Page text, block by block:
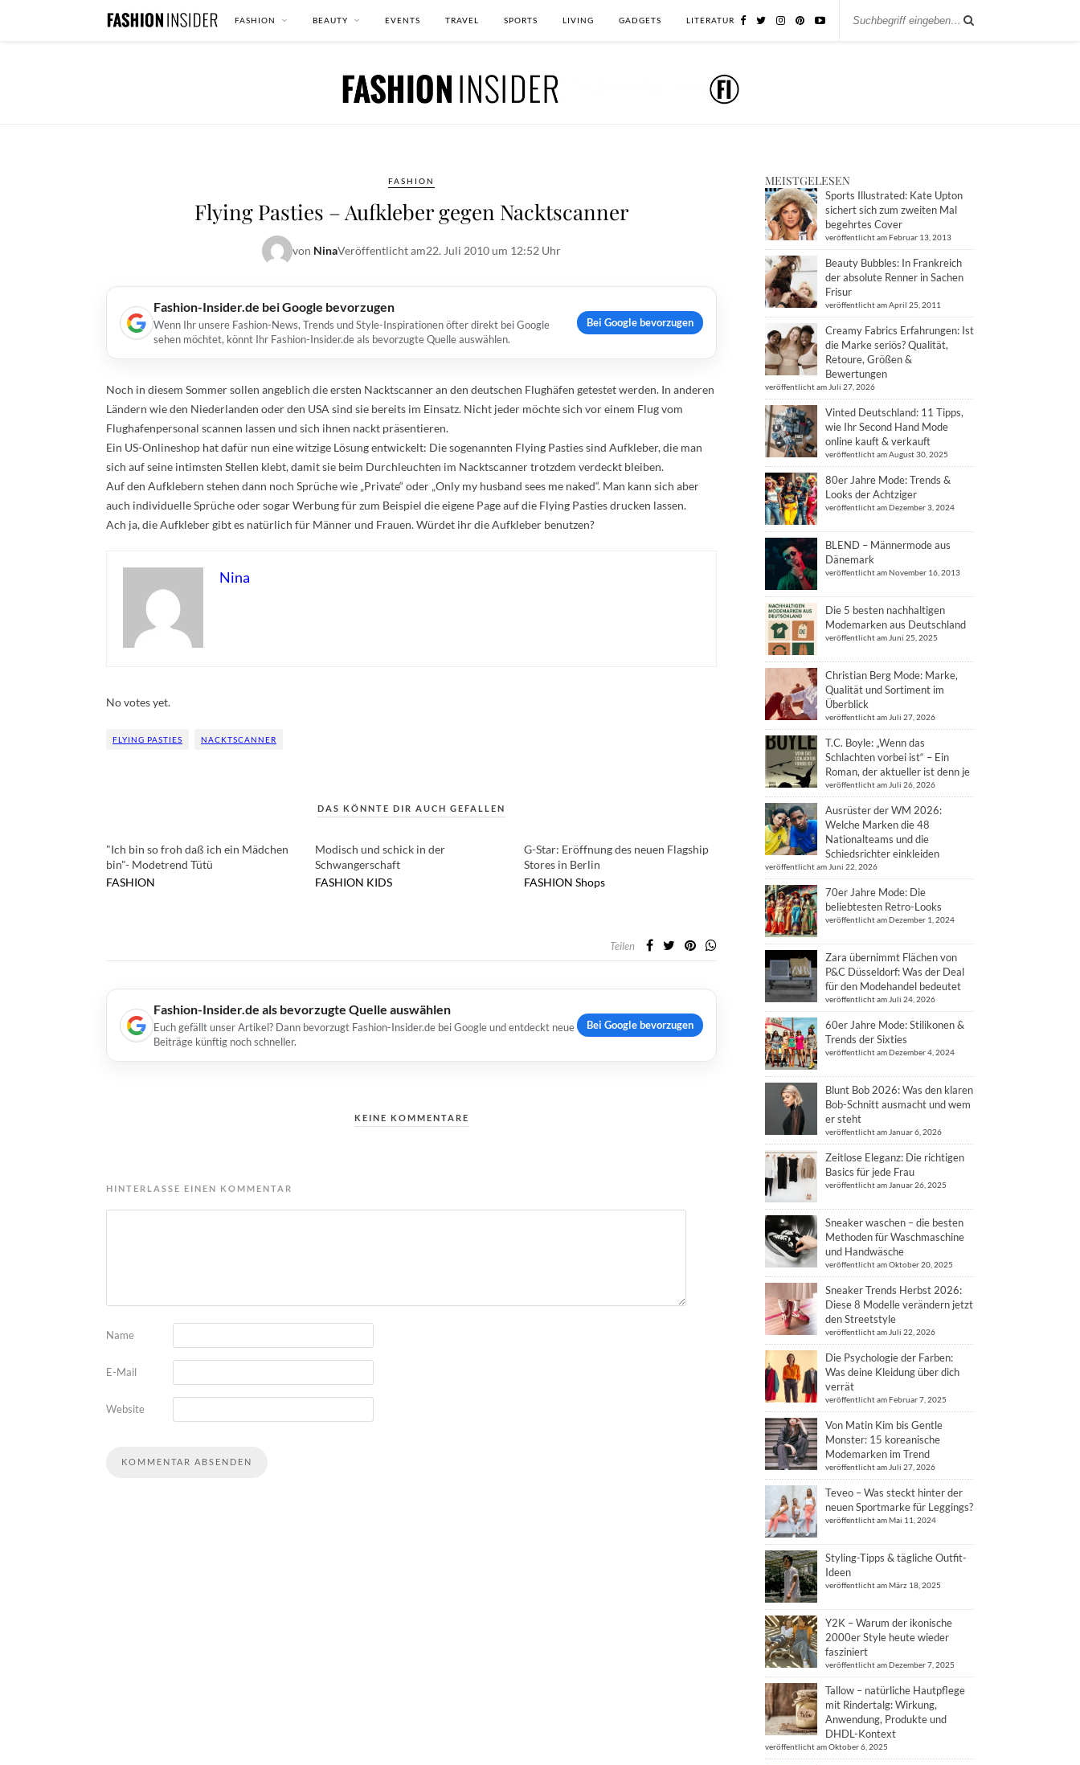
FASHION BEAUTY EVENTS TRAVEL SPORTS LIVING GADGETS LITERATUR
FASHION
Flying Pasties – Aufkleber gegen Nacktscanner
von NinaVeröffentlicht am22. Juli 2010 um 12:52 Uhr
Fashion-Insider.de bei Google bevorzugen
Wenn Ihr unsere Fashion-News, Trends und Style-Inspirationen öfter direkt bei Google
sehen möchtet, könnt Ihr Fashion-Insider.de als bevorzugte Quelle auswählen.
Bei Google bevorzugen
Noch in diesem Sommer sollen angeblich die ersten Nacktscanner an den deutschen Flughäfen getestet werden. In anderen
Ländern wie den Niederlanden oder den USA sind sie bereits im Einsatz. Nicht jeder möchte sich vor einem Flug vom
Flughafenpersonal scannen lassen und sich ihnen nackt präsentieren.
Ein US-Onlineshop hat dafür nun eine witzige Lösung entwickelt: Die sogenannten Flying Pasties sind Aufkleber, die man
sich auf seine intimsten Stellen klebt, damit sie beim Durchleuchten im Nacktscanner trotzdem verdeckt bleiben.
Auf den Aufklebern stehen dann noch Sprüche wie „Private“ oder „Only my husband sees me naked“. Man kann sich aber
auch individuelle Sprüche oder sogar Werbung für zum Beispiel die eigene Page auf die Flying Pasties drucken lassen.
Ach ja, die Aufkleber gibt es natürlich für Männer und Frauen. Würdet ihr die Aufkleber benutzen?
Nina
No votes yet.
FLYING PASTIES NACKTSCANNER
DAS KÖNNTE DIR AUCH GEFALLEN
"Ich bin so froh daß ich ein Mädchen
bin"- Modetrend Tütü
FASHION
Modisch und schick in der
Schwangerschaft
FASHION KIDS
G-Star: Eröffnung des neuen Flagship
Stores in Berlin
FASHION Shops
Teilen
Fashion-Insider.de als bevorzugte Quelle auswählen
Euch gefällt unser Artikel? Dann bevorzugt Fashion-Insider.de bei Google und entdeckt neue
Beiträge künftig noch schneller.
Bei Google bevorzugen
KEINE KOMMENTARE
HINTERLASSE EINEN KOMMENTAR
Name
E-Mail
Website
MEISTGELESEN
Sports Illustrated: Kate Upton
sichert sich zum zweiten Mal
begehrtes Cover
veröffentlicht am Februar 13, 2013
Beauty Bubbles: In Frankreich
der absolute Renner in Sachen
Frisur
veröffentlicht am April 25, 2011
Creamy Fabrics Erfahrungen: Ist
die Marke seriös? Qualität,
Retoure, Größen &
Bewertungen
veröffentlicht am Juli 27, 2026
Vinted Deutschland: 11 Tipps,
wie Ihr Second Hand Mode
online kauft & verkauft
veröffentlicht am August 30, 2025
80er Jahre Mode: Trends &
Looks der Achtziger
veröffentlicht am Dezember 3, 2024
BLEND – Männermode aus
Dänemark
veröffentlicht am November 16, 2013
Die 5 besten nachhaltigen
Modemarken aus Deutschland
veröffentlicht am Juni 25, 2025
Christian Berg Mode: Marke,
Qualität und Sortiment im
Überblick
veröffentlicht am Juli 27, 2026
T.C. Boyle: „Wenn das
Schlachten vorbei ist“ – Ein
Roman, der aktueller ist denn je
veröffentlicht am Juli 26, 2026
Ausrüster der WM 2026:
Welche Marken die 48
Nationalteams und die
Schiedsrichter einkleiden
veröffentlicht am Juni 22, 2026
70er Jahre Mode: Die
beliebtesten Retro-Looks
veröffentlicht am Dezember 1, 2024
Zara übernimmt Flächen von
P&C Düsseldorf: Was der Deal
für den Modehandel bedeutet
veröffentlicht am Juli 24, 2026
60er Jahre Mode: Stilikonen &
Trends der Sixties
veröffentlicht am Dezember 4, 2024
Blunt Bob 2026: Was den klaren
Bob-Schnitt ausmacht und wem
er steht
veröffentlicht am Januar 6, 2026
Zeitlose Eleganz: Die richtigen
Basics für jede Frau
veröffentlicht am Januar 26, 2025
Sneaker waschen – die besten
Methoden für Waschmaschine
und Handwäsche
veröffentlicht am Oktober 20, 2025
Sneaker Trends Herbst 2026:
Diese 8 Modelle verändern jetzt
den Streetstyle
veröffentlicht am Juli 22, 2026
Die Psychologie der Farben:
Was deine Kleidung über dich
verrät
veröffentlicht am Februar 7, 2025
Von Matin Kim bis Gentle
Monster: 15 koreanische
Modemarken im Trend
veröffentlicht am Juli 27, 2026
Teveo – Was steckt hinter der
neuen Sportmarke für Leggings?
veröffentlicht am Mai 11, 2024
Styling-Tipps & tägliche Outfit-
Ideen
veröffentlicht am März 18, 2025
Y2K – Warum der ikonische
2000er Style heute wieder
fasziniert
veröffentlicht am Dezember 7, 2025
Tallow – natürliche Hautpflege
mit Rindertalg: Wirkung,
Anwendung, Produkte und
DHDL-Kontext
veröffentlicht am Oktober 6, 2025